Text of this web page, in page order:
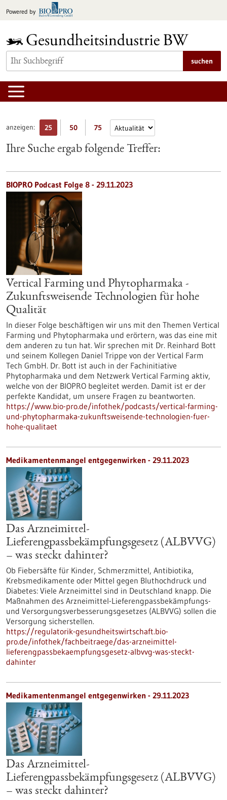
Inhalt
Powered by
suchen
anzeigen: 25 50 75
Ihre Suche ergab folgende Treffer:
BIOPRO Podcast Folge 8 - 29.11.2023
Vertical Farming und Phytopharmaka -
Zukunftsweisende Technologien für hohe
Qualität
In dieser Folge beschäftigen wir uns mit den Themen Vertical
Farming und Phytopharmaka und erörtern, was das eine mit
dem anderen zu tun hat. Wir sprechen mit Dr. Reinhard Bott
und seinem Kollegen Daniel Trippe von der Vertical Farm
Tech GmbH. Dr. Bott ist auch in der Fachinitiative
Phytopharmaka und dem Netzwerk Vertical Farming aktiv,
welche von der BIOPRO begleitet werden. Damit ist er der
perfekte Kandidat, um unsere Fragen zu beantworten.
https://www.bio-pro.de/infothek/podcasts/vertical-farming-
und-phytopharmaka-zukunftsweisende-technologien-fuer-
hohe-qualitaet
Medikamentenmangel entgegenwirken - 29.11.2023
Das Arzneimittel-
Lieferengpassbekämpfungsgesetz (ALBVVG)
– was steckt dahinter?
Ob Fiebersäfte für Kinder, Schmerzmittel, Antibiotika,
Krebsmedikamente oder Mittel gegen Bluthochdruck und
Diabetes: Viele Arzneimittel sind in Deutschland knapp. Die
Maßnahmen des Arzneimittel-Lieferengpassbekämpfungs-
und Versorgungsverbesserungsgesetzes (ALBVVG) sollen die
Versorgung sicherstellen.
https://regulatorik-gesundheitswirtschaft.bio-
pro.de/infothek/fachbeitraege/das-arzneimittel-
lieferengpassbekaempfungsgesetz-albvvg-was-steckt-
dahinter
Medikamentenmangel entgegenwirken - 29.11.2023
Das Arzneimittel-
Lieferengpassbekämpfungsgesetz (ALBVVG)
– was steckt dahinter?